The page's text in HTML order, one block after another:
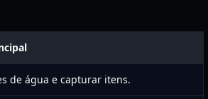
de água e capturar itens.